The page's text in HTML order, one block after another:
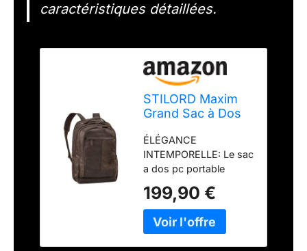
caractéristiques détaillées.
STILORD Maxim
Grand Sac à Dos
Dos Ordi Portable
17-19 Pouces
Backpack Antivol
XL Sac Travail Sac
a Dos Voyage
Femme Cuir
Véritable
Couleur:Zamora -
ÉLÉGANCE
INTEMPORELLE: Le sac
a dos pc portable
en cuir véritable de
qualité supérieure avec
un design classique.
199,90 €